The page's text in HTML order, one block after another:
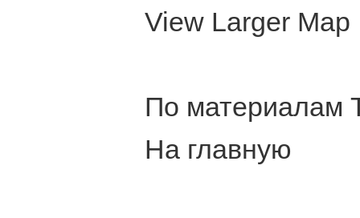
View Larger Map
По материалам
На главную